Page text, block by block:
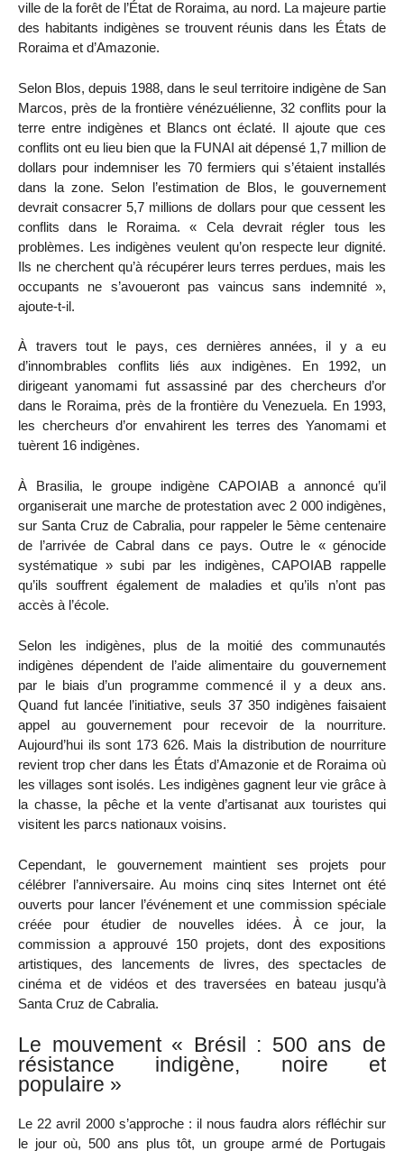
ville de la forêt de l’État de Roraima, au nord. La majeure partie
des habitants indigènes se trouvent réunis dans les États de
Roraima et d’Amazonie.
Selon Blos, depuis 1988, dans le seul territoire indigène de San
Marcos, près de la frontière vénézuélienne, 32 conflits pour la
terre entre indigènes et Blancs ont éclaté. Il ajoute que ces
conflits ont eu lieu bien que la FUNAI ait dépensé 1,7 million de
dollars pour indemniser les 70 fermiers qui s’étaient installés
dans la zone. Selon l’estimation de Blos, le gouvernement
devrait consacrer 5,7 millions de dollars pour que cessent les
conflits dans le Roraima. « Cela devrait régler tous les
problèmes. Les indigènes veulent qu’on respecte leur dignité.
Ils ne cherchent qu’à récupérer leurs terres perdues, mais les
occupants ne s’avoueront pas vaincus sans indemnité »,
ajoute-t-il.
À travers tout le pays, ces dernières années, il y a eu
d’innombrables conflits liés aux indigènes. En 1992, un
dirigeant yanomami fut assassiné par des chercheurs d’or
dans le Roraima, près de la frontière du Venezuela. En 1993,
les chercheurs d’or envahirent les terres des Yanomami et
tuèrent 16 indigènes.
À Brasilia, le groupe indigène CAPOIAB a annoncé qu’il
organiserait une marche de protestation avec 2 000 indigènes,
sur Santa Cruz de Cabralia, pour rappeler le 5ème centenaire
de l’arrivée de Cabral dans ce pays. Outre le « génocide
systématique » subi par les indigènes, CAPOIAB rappelle
qu’ils souffrent également de maladies et qu’ils n’ont pas
accès à l’école.
Selon les indigènes, plus de la moitié des communautés
indigènes dépendent de l’aide alimentaire du gouvernement
par le biais d’un programme commencé il y a deux ans.
Quand fut lancée l’initiative, seuls 37 350 indigènes faisaient
appel au gouvernement pour recevoir de la nourriture.
Aujourd’hui ils sont 173 626. Mais la distribution de nourriture
revient trop cher dans les États d’Amazonie et de Roraima où
les villages sont isolés. Les indigènes gagnent leur vie grâce à
la chasse, la pêche et la vente d’artisanat aux touristes qui
visitent les parcs nationaux voisins.
Cependant, le gouvernement maintient ses projets pour
célébrer l’anniversaire. Au moins cinq sites Internet ont été
ouverts pour lancer l’événement et une commission spéciale
créée pour étudier de nouvelles idées. À ce jour, la
commission a approuvé 150 projets, dont des expositions
artistiques, des lancements de livres, des spectacles de
cinéma et de vidéos et des traversées en bateau jusqu’à
Santa Cruz de Cabralia.
Le mouvement « Brésil : 500 ans de
résistance indigène, noire et
populaire »
Le 22 avril 2000 s’approche : il nous faudra alors réfléchir sur
le jour où, 500 ans plus tôt, un groupe armé de Portugais